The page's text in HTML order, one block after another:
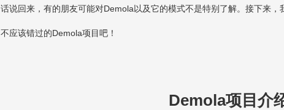
话说回来，有的朋友可能对Demola以及它的模式不是特别了解。接下来
不应该错过的Demola项目吧！
Demola项目介